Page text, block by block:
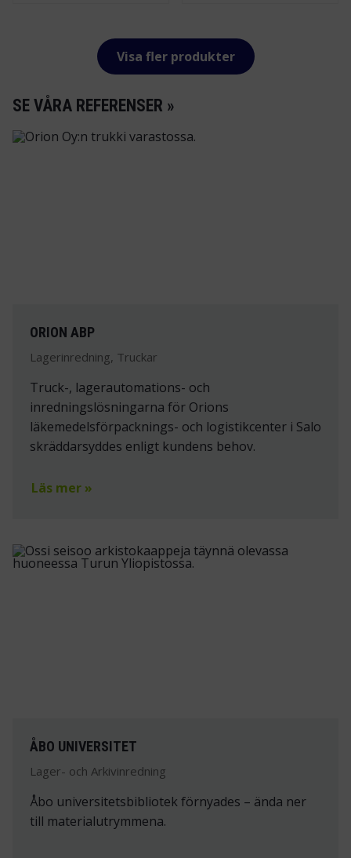
Visa fler produkter
SE VÅRA REFERENSER »
ORION ABP
Lagerinredning, Truckar
Truck-, lagerautomations- och
inredningslösningarna för Orions
läkemedelsförpacknings- och logistikcenter i Salo
skräddarsyddes enligt kundens behov.
Läs mer »
ÅBO UNIVERSITET
Lager- och Arkivinredning
Åbo universitetsbibliotek förnyades – ända ner
till materialutrymmena.